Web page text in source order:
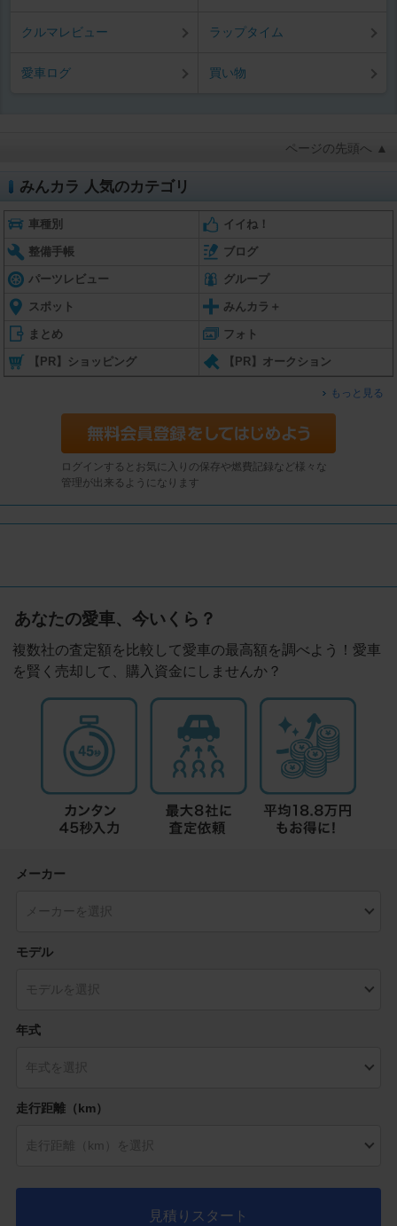
クルマレビュー ラップタイム
愛車ログ 買い物
ページの先頭へ ▲
みんカラ 人気のカテゴリ
車種別 イイね！
整備手帳 ブログ
パーツレビュー グループ
スポット みんカラ＋
まとめ フォト
【PR】ショッピング 【PR】オークション
もっと見る
ログインするとお気に入りの保存や燃費記録など様々な
管理が出来るようになります
あなたの愛車、今いくら？
複数社の査定額を比較して愛車の最高額を調べよう！愛車
を賢く売却して、購入資金にしませんか？
メーカー
モデル
年式
走行距離（km）
見積りスタート